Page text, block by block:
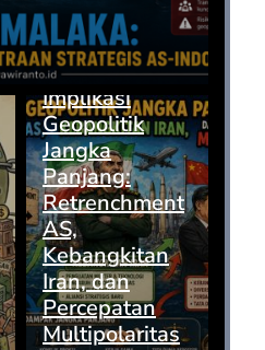
Implikasi
Geopolitik
Jangka
Panjang:
Retrenchment
AS,
Kebangkitan
Iran, dan
Percepatan
Multipolaritas